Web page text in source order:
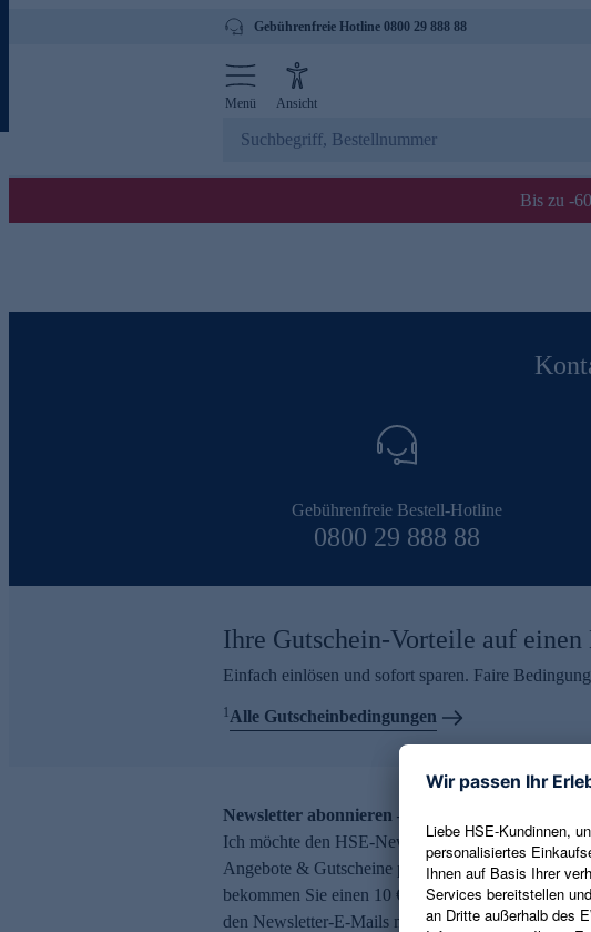
Gebührenfreie Hotline 0800 29 888 88
Menü Ansicht
Bis zu -
Gebührenfreie Bestell-Hotline
0800 29 888 88
Ihre Gutschein-Vorteile auf
Einfach einlösen und sofort sparen. Faire
1Alle Gutscheinbedingungen
Newsletter abonnieren – 10 € Gutschein erhalten
Ich möchte den HSE-Newsletter abonnieren und
Angebote & Gutscheine per E-Mail erhalten. Als
bekommen Sie einen 10 € Gutschein. Eine
den Newsletter-E-Mails möglich.